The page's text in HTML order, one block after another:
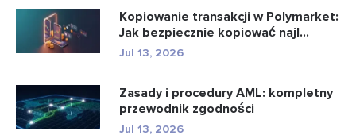
Kopiowanie transakcji w Polymarket:
Jak bezpiecznie kopiować najl...
Jul 13, 2026
Zasady i procedury AML: kompletny
przewodnik zgodności
Jul 13, 2026